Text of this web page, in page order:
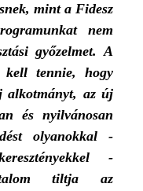
mint a Fidesz
nem
győzelmet. A
kell tennie, hogy
alkotmányt, az új
és nyilvánosan
olyanokkal -
-
tiltja az